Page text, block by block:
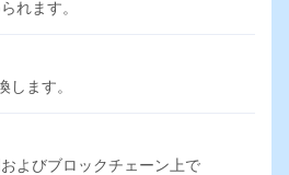
れます。
します。
よびブロックチェーン上で